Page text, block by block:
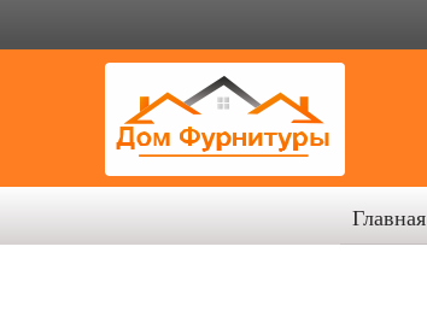
Главная